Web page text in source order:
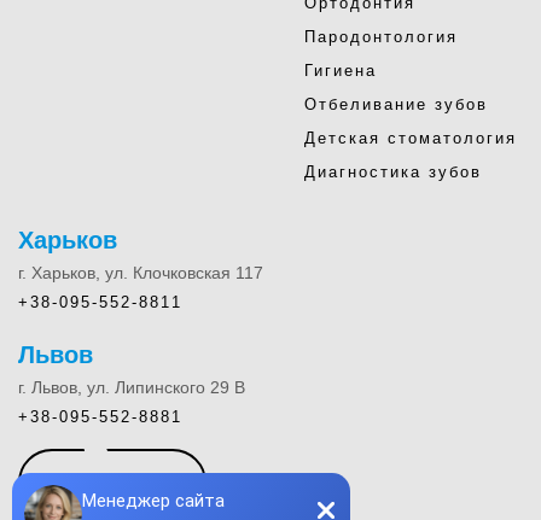
Пародонтология
Гигиена
Отбеливание зубов
Детская стоматология
Диагностика зубов
Харьков
г. Харьков, ул. Клочковская 117
+38-095-552-8811
Львов
г. Львов, ул. Липинского 29 В
+38-095-552-8881
КОНТАКТЫ